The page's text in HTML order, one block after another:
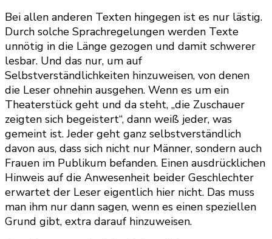
Bei allen anderen Texten hingegen ist es nur lästig.
Durch solche Sprachregelungen werden Texte
unnötig in die Länge gezogen und damit schwerer
lesbar. Und das nur, um auf
Selbstverständlichkeiten hinzuweisen, von denen
die Leser ohnehin ausgehen. Wenn es um ein
Theaterstück geht und da steht, „die Zuschauer
zeigten sich begeistert“, dann weiß jeder, was
gemeint ist. Jeder geht ganz selbstverständlich
davon aus, dass sich nicht nur Männer, sondern auch
Frauen im Publikum befanden. Einen ausdrücklichen
Hinweis auf die Anwesenheit beider Geschlechter
erwartet der Leser eigentlich hier nicht. Das muss
man ihm nur dann sagen, wenn es einen speziellen
Grund gibt, extra darauf hinzuweisen.